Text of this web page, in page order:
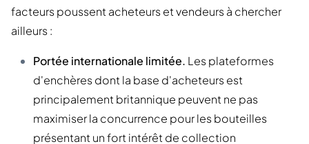
facteurs poussent acheteurs et vendeurs à chercher
ailleurs :
Portée internationale limitée. Les plateformes
d'enchères dont la base d'acheteurs est
principalement britannique peuvent ne pas
maximiser la concurrence pour les bouteilles
présentant un fort intérêt de collection